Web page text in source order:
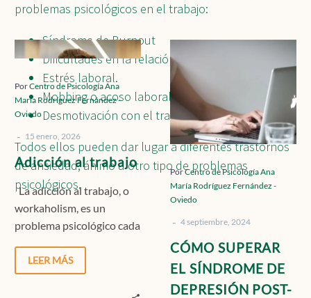
Localízanos
Solicita cita
problemas psicológicos en el trabajo:
Síndrome de Burnout
Dificultades en la relación con los compañeros.
Estrés laboral.
Mobbing o acoso laboral.
Desmotivación con el trabajo.
Todos ellos pueden dar lugar a diferentes trastornos
de ansiedad, ánimo u otro tipo de problemas
psicológicos.
Adicción
al
trabajo
PorCentro de Psicología Ana
María Rodríguez Fernández -
Oviedo
- 15 enero, 2026
Adicción al trabajo
La adicción al trabajo, o
workaholism, es un
problema psicológico cada
especialmente en
contextos laborales
LEER MÁS
SUPERAR
SÍNDROME
DE
DEPRESIÓN
POST-
VACACIONAL
Y
A
LA
RUTINA
PorCentro de Psicología Ana
María Rodríguez Fernández -
Oviedo
- 4 septiembre, 2024
CÓMO SUPERAR
EL SÍNDROME DE
DEPRESIÓN POST-